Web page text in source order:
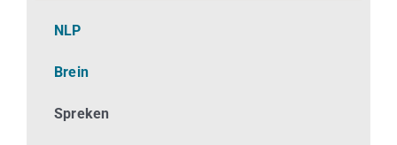
NLP
Brein
Spreken